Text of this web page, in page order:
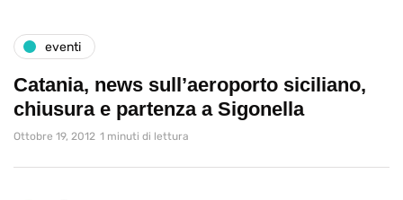
eventi
Catania, news sull’aeroporto siciliano,
chiusura e partenza a Sigonella
Ottobre 19, 2012 1 minuti di lettura